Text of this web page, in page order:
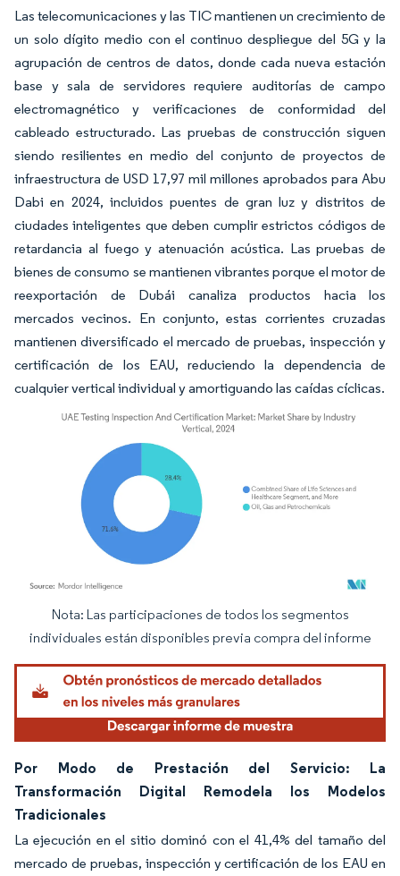
Las telecomunicaciones y las TIC mantienen un crecimiento de
un solo dígito medio con el continuo despliegue del 5G y la
agrupación de centros de datos, donde cada nueva estación
base y sala de servidores requiere auditorías de campo
electromagnético y verificaciones de conformidad del
cableado estructurado. Las pruebas de construcción siguen
siendo resilientes en medio del conjunto de proyectos de
infraestructura de USD 17,97 mil millones aprobados para Abu
Dabi en 2024, incluidos puentes de gran luz y distritos de
ciudades inteligentes que deben cumplir estrictos códigos de
retardancia al fuego y atenuación acústica. Las pruebas de
bienes de consumo se mantienen vibrantes porque el motor de
reexportación de Dubái canaliza productos hacia los
mercados vecinos. En conjunto, estas corrientes cruzadas
mantienen diversificado el mercado de pruebas, inspección y
certificación de los EAU, reduciendo la dependencia de
cualquier vertical individual y amortiguando las caídas cíclicas.
Imagen © Mordor Intelligence. El uso requiere atribución según CC BY 4.0.
Nota: Las participaciones de todos los segmentos
individuales están disponibles previa compra del informe
Por Modo de Prestación del Servicio: La
Transformación Digital Remodela los Modelos
Tradicionales
La ejecución en el sitio dominó con el 41,4% del tamaño del
mercado de pruebas, inspección y certificación de los EAU en